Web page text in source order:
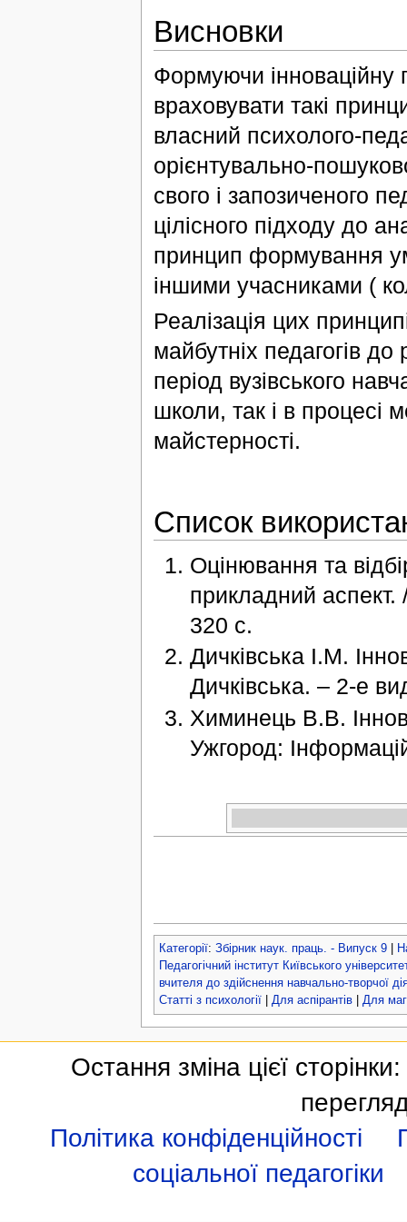
Висновки
Формуючи інноваційну
враховувати такі
власний психолого-
орієнтувально-
свого і запозиченого
цілісного підходу до
принцип формування
іншими учасниками (
Реалізація цих
майбутніх педагогів до
період вузівського
школи, так і в процесі
майстерності.
Список
Оцінювання та
прикладний
320 с.
Дичківська І.М.
Дичківська. – 2-е
Химинець В.В.
Ужгород:
Категорії: Збірник наук. праць. - Випуск 9|
Педагогічний інститут Київського
вчителя до здійснення навчально-творчої
Статті з психології| Для аспірантів| Для
Остання зміна цієї
Політика конфіденційності
соціальної педагогіки